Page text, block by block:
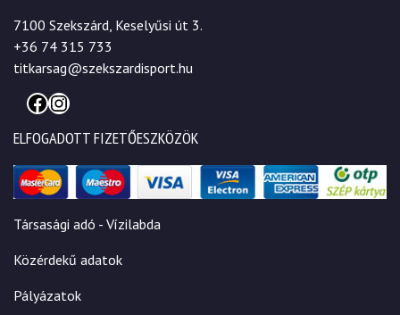
7100 Szekszárd, Keselyűsi út 3.
+36 74 315 733
titkarsag@szekszardisport.hu
Facebook
Instagram
ELFOGADOTT FIZETŐESZKÖZÖK
Társasági adó - Vízilabda
Közérdekű adatok
Pályázatok